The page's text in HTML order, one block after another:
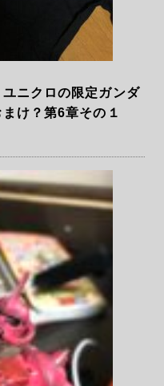
ユニクロの限定ガンダ
け？第6章その１